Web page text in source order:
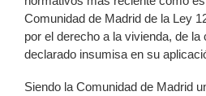
Comunidad de Madrid de la Ley
por el derecho a la vivienda, de
declarado insumisa en su
Siendo la Comunidad de Madrid